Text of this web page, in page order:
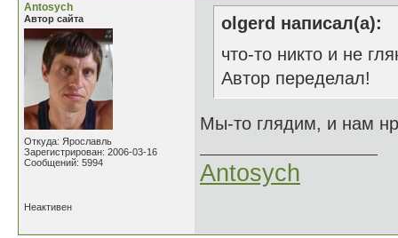
Antosych
Автор сайта
Откуда: Ярославль
Зарегистрирован: 2006-03-16
Сообщений: 5994
olgerd написал(а):
что-то никто и не
Автор переделал!
Мы-то глядим, и нам
Antosych
Неактивен